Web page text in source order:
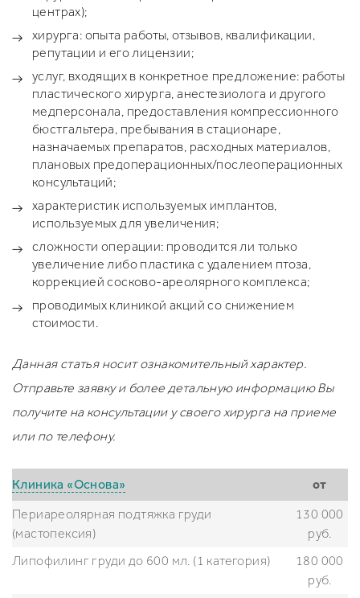
центрах);
хирурга: опыта работы, отзывов, квалификации,
репутации и его лицензии;
услуг, входящих в конкретное предложение: работы
пластического хирурга, анестезиолога и другого
медперсонала, предоставления компрессионного
бюстгальтера, пребывания в стационаре,
назначаемых препаратов, расходных материалов,
плановых предоперационных/послеоперационных
консультаций;
характеристик используемых имплантов,
используемых для увеличения;
сложности операции: проводится ли только
увеличение либо пластика с удалением птоза,
коррекцией сосково-ареолярного комплекса;
проводимых клиникой акций со снижением
стоимости.
Данная статья носит ознакомительный характер.
Отправьте заявку и более детальную информацию Вы
получите на консультации у своего хирурга на приеме
или по телефону.
Клиника «Основа»
от
Периареолярная подтяжка груди
(мастопексия)
130 000
руб.
Липофилинг груди до 600 мл. (1 категория)
180 000
руб.